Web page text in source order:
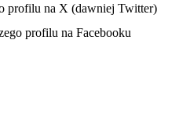
profilu na X (dawniej Twitter)
nowej karcieprofilu na Facebooku